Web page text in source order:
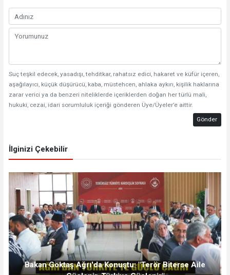
Suç teşkil edecek, yasadışı, tehditkar, rahatsız edici, hakaret ve küfür içeren,
aşağılayıcı, küçük düşürücü, kaba, müstehcen, ahlaka aykırı, kişilik haklarına
zarar verici ya da benzeri niteliklerde içeriklerden doğan her türlü mali,
hukuki, cezai, idari sorumluluk içeriği gönderen Üye/Üyeler’e aittir.
Gönder
İlginizi Çekebilir
Bakan Göktaş Ağrı'da Konuştu: "Terör Biterse Aile